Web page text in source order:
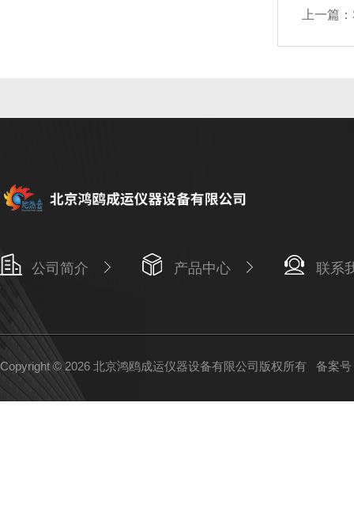
上一篇：
公司简介 产品中心 联系
Copyright © 2026 北京鸿鸥成运仪器设备有限公司版权所有 备案号